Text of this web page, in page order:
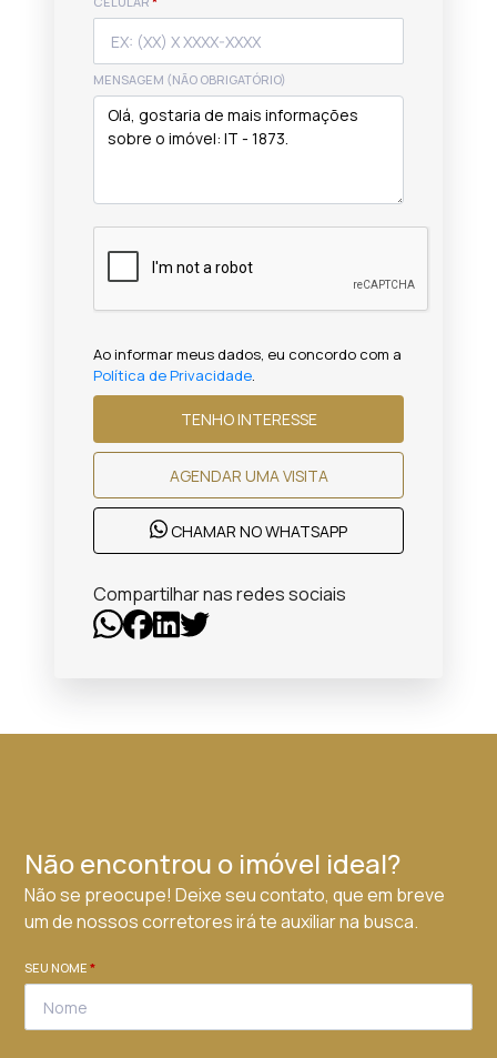
MENSAGEM (NÃO OBRIGATÓRIO)
Ao informar meus dados, eu concordo com a
Política de Privacidade.
TENHO INTERESSE
AGENDAR UMA VISITA
CHAMAR NO WHATSAPP
Compartilhar nas redes sociais
Não encontrou o imóvel ideal?
Não se preocupe! Deixe seu contato, que em breve
um de nossos corretores irá te auxiliar na busca.
SEU NOME*